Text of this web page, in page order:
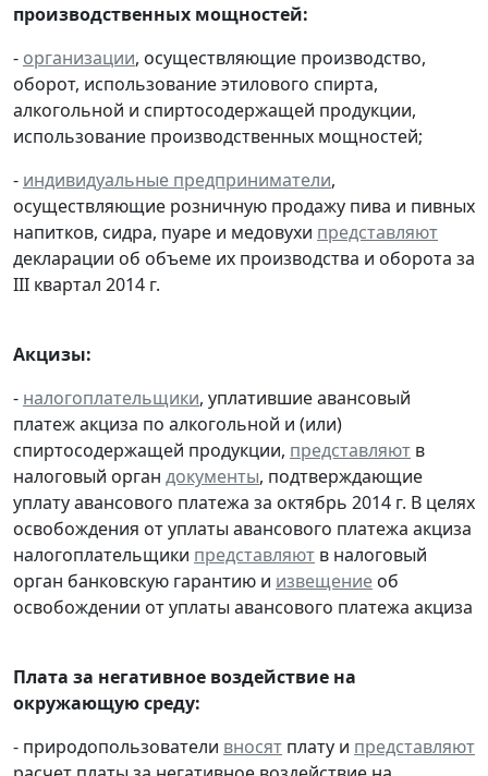
производственных мощностей:
- организации, осуществляющие производство,
оборот, использование этилового спирта,
алкогольной и спиртосодержащей продукции,
использование производственных мощностей;
- индивидуальные предприниматели,
осуществляющие розничную продажу пива и пивных
напитков, сидра, пуаре и медовухи представляют
декларации об объеме их производства и оборота за
III квартал 2014 г.
Акцизы:
- налогоплательщики, уплатившие авансовый
платеж акциза по алкогольной и (или)
спиртосодержащей продукции, представляют в
налоговый орган документы, подтверждающие
уплату авансового платежа за октябрь 2014 г. В целях
освобождения от уплаты авансового платежа акциза
налогоплательщики представляют в налоговый
орган банковскую гарантию и извещение об
освобождении от уплаты авансового платежа акциза
Плата за негативное воздействие на
окружающую среду:
- природопользователи вносят плату и представляют